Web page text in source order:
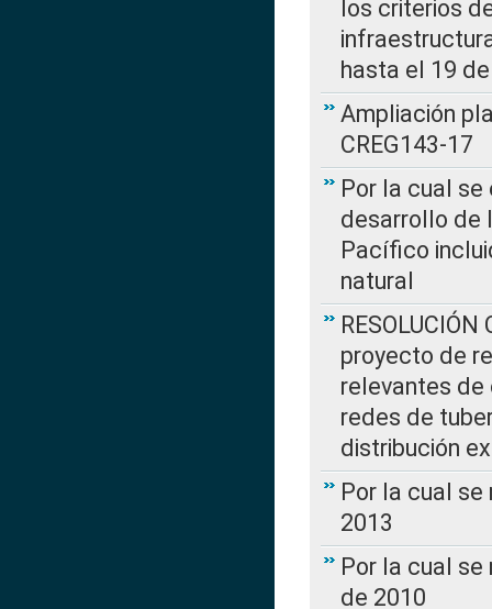
los criterios
hasta el 19
Ampliación
CREG143-17
Por la cual
desarrollo de
Pacífico
natural
proyecto de
relevantes de
redes de
distribución
Por la cual se
2013
Por la cual se
de 2010